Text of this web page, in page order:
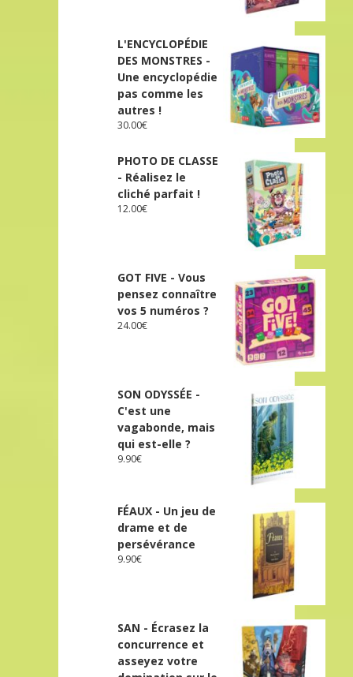
L'ENCYCLOPÉDIE
DES MONSTRES -
Une encyclopédie
pas comme les
autres !
30.00€
PHOTO DE CLASSE
- Réalisez le
cliché parfait !
12.00€
GOT FIVE - Vous
pensez connaître
vos 5 numéros ?
24.00€
SON ODYSSÉE -
C'est une
vagabonde, mais
qui est-elle ?
9.90€
FÉAUX - Un jeu de
drame et de
persévérance
9.90€
SAN - Écrasez la
concurrence et
asseyez votre